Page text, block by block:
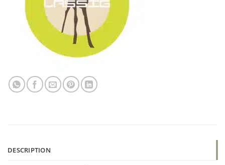
DESCRIPTION